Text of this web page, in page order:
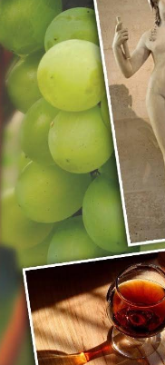
Skip to main content